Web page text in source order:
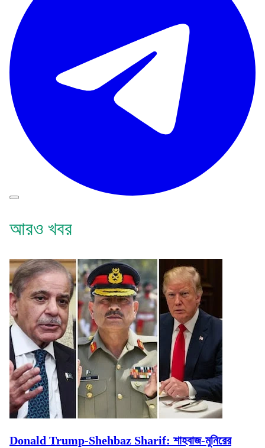
আরও খবর
Donald Trump-Shehbaz Sharif: শাহবাজ-মুনিরের